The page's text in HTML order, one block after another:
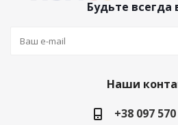
Будьте всегда
Наши
+38 097